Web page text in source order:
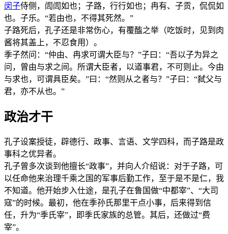
闵子侍侧，訚訚如也；子路，行行如也；冉有、子贡，侃侃如
也。子乐。“若由也，不得其死然。”
子路死后，孔子还是非常伤心，有覆醢之举（吃饭时，见到肉
酱将其盖上，不忍食用）。
季子然问：“仲由、冉求可谓大臣与？”子曰：“吾以子为异之
问，曾由与求之间。所谓大臣者，以道事君，不可则止。今由
与求也，可谓具臣矣。”曰：“然则从之者与？”子曰：“弑父与
君，亦不从也。”
政治才干
孔子设案授徒，辟德行、政事、言语、文学四科，而子路是政
事科之优异者。
孔子曾多次谈到他擅长“政事”，并向人介绍说：对于子路，可
以任命他来治理千乘之国的军事后勤工作，至于是不是仁，我
不知道。他开始步入仕途，是孔子在鲁国做“中都宰”、“大司
寇”的时候。最初，他在季孙氏那里干点小事，后来得到信
任，升为“季氏宰”，即季氏家族的总管。其后，还做过“费
宰”。